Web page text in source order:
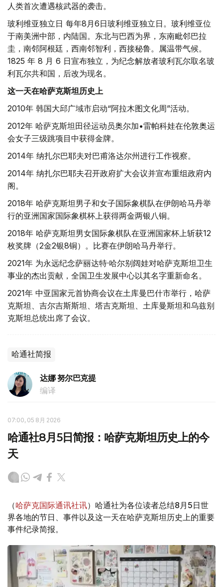
人类首次遭遇核武器的袭击。
玻利维亚独立日 每年8月6日玻利维亚独立日。玻利维亚位
于南美洲中部，内陆国。东北与巴西为界，东南毗邻巴拉
圭，南邻阿根廷，西南邻智利，西接秘鲁。属温带气候。
1825 年 8 月 6 日宣布独立，为纪念解放者玻利瓦尔取名玻
利瓦尔共和国，后改为现名。
这一天在哈萨克斯坦历史上
2010年 韩国大邱广域市启动“阿拉木图文化周”活动。
2012年 哈萨克斯坦田径运动员奥尔加•雷帕科娃在伦敦奥运
会女子三级跳项目中获得金牌。
2014年 纳扎尔巴耶夫对巴甫洛达尔州进行工作视察。
2014年 纳扎尔巴耶夫召开政府扩大会议并宣布重组政府内
阁。
2018年 哈萨克斯坦男子和女子国际象棋队在伊朗哈马丹举
行的亚洲国家国际象棋杯上获得两金两银八铜。
2018年 哈萨克斯坦男女国际象棋队在亚洲国家杯上斩获12
枚奖牌（2金2银8铜）。比赛在伊朗哈马丹举行。
2021年 为永远纪念萨丽达特·哈尔别阔娃对哈萨克斯坦卫生
事业的杰出贡献，全国卫生发展中心以其名字重新命名。
2021年 中亚国家元首协商会议在土库曼巴什市举行，哈萨
克斯坦、吉尔吉斯斯坦、塔吉克斯坦、土库曼斯坦和乌兹别
克斯坦总统出席了会议。
哈通社简报
达娜 努尔巴克提
编译
07:00, 05 8月 2026
哈通社8月5日简报：哈萨克斯坦历史上的今
天
（哈萨克国际通讯社讯）哈通社为各位读者总结8月5日世
界各地的节日、事件以及这一天在哈萨克斯坦历史上的重要
事件纪录简报。